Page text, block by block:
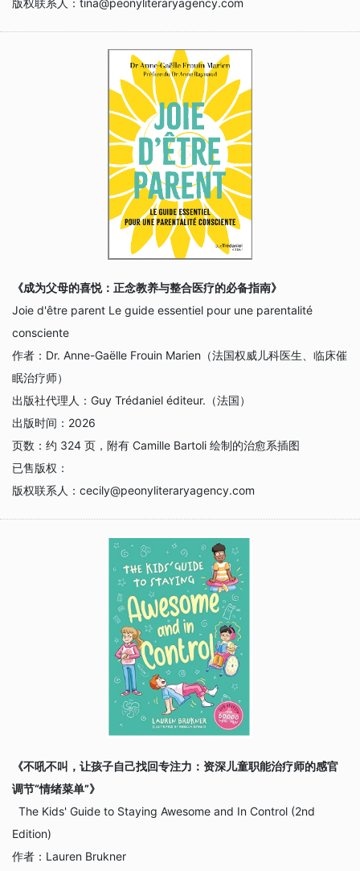
《成为父母的喜悦：正念教养与整合医疗的必备指南》
Joie d'être parent Le guide essentiel pour une parentalité
consciente
作者： Dr. Anne-Gaëlle Frouin Marien（法国权威儿科医生、临床催
眠治疗师）
出版社代理人： Guy Trédaniel éditeur.（法国）
出版时间： 2026
页数： 约 324 页，附有 Camille Bartoli 绘制的治愈系插图
已售版权：
版权联系人： cecily@peonyliteraryagency.com
《不吼不叫，让孩子自己找回专注力：资深儿童职能治疗师的感官
调节“情绪菜单”》
The Kids' Guide to Staying Awesome and In Control (2nd
Edition)
作者： Lauren Brukner